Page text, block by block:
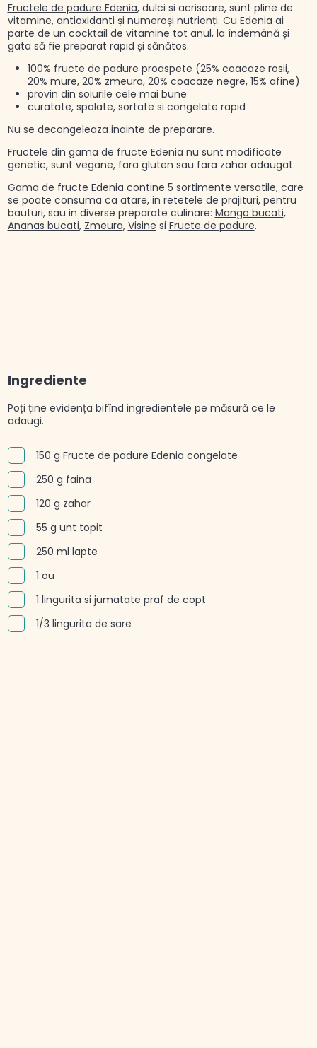
Fructele de padure Edenia, dulci si acrisoare, sunt pline de
vitamine, antioxidanti și numeroși nutrienți. Cu Edenia ai
parte de un cocktail de vitamine tot anul, la îndemână și
gata să fie preparat rapid și sănătos.
100% fructe de padure proaspete (25% coacaze rosii,
20% mure, 20% zmeura, 20% coacaze negre, 15% afine)
provin din soiurile cele mai bune
curatate, spalate, sortate si congelate rapid
Nu se decongeleaza inainte de preparare.
Fructele din gama de fructe Edenia nu sunt modificate
genetic, sunt vegane, fara gluten sau fara zahar adaugat.
Gama de fructe Edenia contine 5 sortimente versatile, care
se poate consuma ca atare, in retetele de prajituri, pentru
bauturi, sau in diverse preparate culinare: Mango bucati,
Ananas bucati, Zmeura, Visine si Fructe de padure.
Ingrediente
Poți ține evidența bifînd ingredientele pe măsură ce le
adaugi.
150 g Fructe de padure Edenia congelate
250 g faina
120 g zahar
55 g unt topit
250 ml lapte
1 ou
1 lingurita si jumatate praf de copt
1/3 lingurita de sare